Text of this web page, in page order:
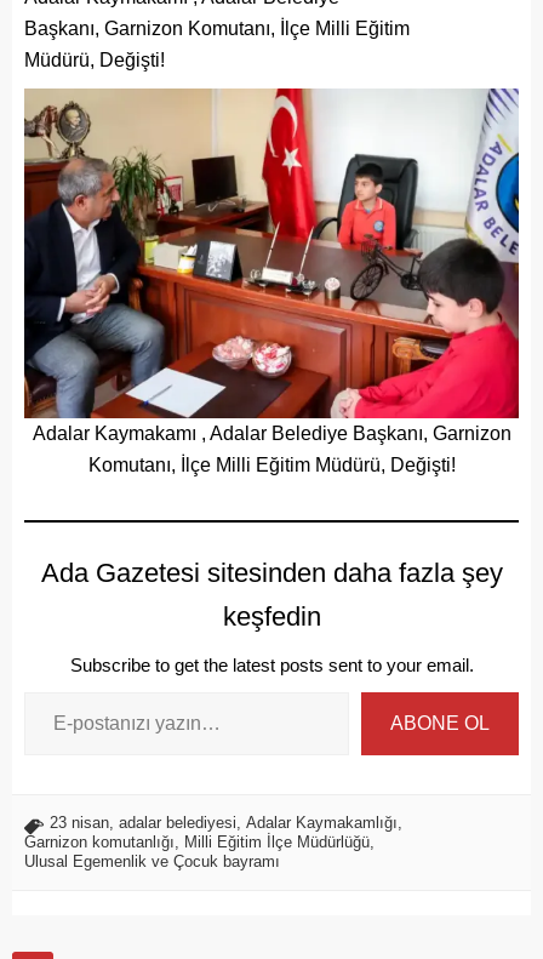
Başkanı, Garnizon Komutanı, İlçe Milli Eğitim
Müdürü, Değişti!
Adalar Kaymakamı , Adalar Belediye Başkanı, Garnizon
Komutanı, İlçe Milli Eğitim Müdürü, Değişti!
Ada Gazetesi sitesinden daha fazla şey
keşfedin
Subscribe to get the latest posts sent to your email.
ABONE OL
23 nisan adalar belediyesi Adalar Kaymakamlığı
Garnizon komutanlığı
Milli Eğitim İlçe Müdürlüğü
Ulusal Egemenlik ve Çocuk bayramı